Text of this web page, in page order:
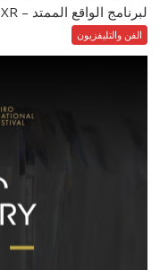
لبرنامج الواقع الممتد – Cairo’s XR،...
الفن والتليفزيون